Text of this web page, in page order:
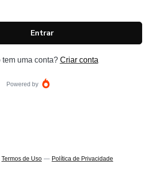
Entrar
tem uma conta? Criar conta
Powered by
Termos de Uso — Política de Privacidade